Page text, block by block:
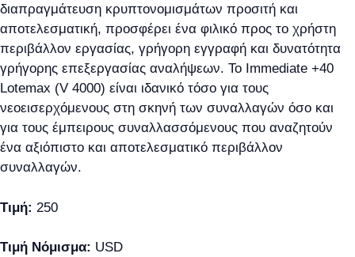
διαπραγμάτευση κρυπτονομισμάτων προσιτή και
αποτελεσματική, προσφέρει ένα φιλικό προς το χρήστη
περιβάλλον εργασίας, γρήγορη εγγραφή και δυνατότητα
γρήγορης επεξεργασίας αναλήψεων. Το Immediate +40
Lotemax (V 4000) είναι ιδανικό τόσο για τους
νεοεισερχόμενους στη σκηνή των συναλλαγών όσο και
για τους έμπειρους συναλλασσόμενους που αναζητούν
ένα αξιόπιστο και αποτελεσματικό περιβάλλον
συναλλαγών.
Τιμή: 250
Τιμή Νόμισμα: USD